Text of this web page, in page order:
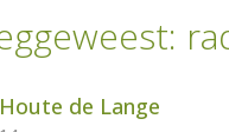
de Lange